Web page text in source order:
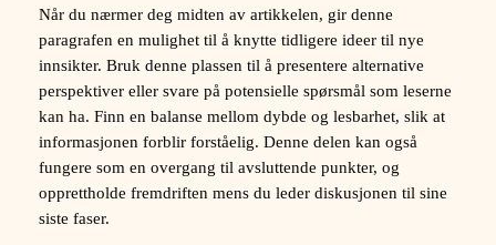
Når du nærmer deg midten av artikkelen, gir denne
paragrafen en mulighet til å knytte tidligere ideer til nye
innsikter. Bruk denne plassen til å presentere alternative
perspektiver eller svare på potensielle spørsmål som leserne
kan ha. Finn en balanse mellom dybde og lesbarhet, slik at
informasjonen forblir forståelig. Denne delen kan også
fungere som en overgang til avsluttende punkter, og
opprettholde fremdriften mens du leder diskusjonen til sine
siste faser.